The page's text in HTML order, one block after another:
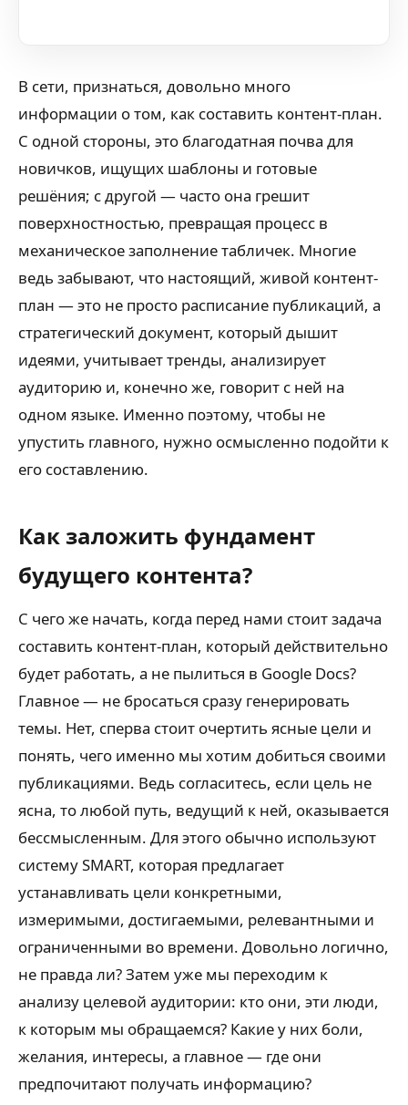
В сети, признаться, довольно много
информации о том, как составить контент-план.
С одной стороны, это благодатная почва для
новичков, ищущих шаблоны и готовые
решёния; с другой — часто она грешит
поверхностностью, превращая процесс в
механическое заполнение табличек. Многие
ведь забывают, что настоящий, живой контент-
план — это не просто расписание публикаций, а
стратегический документ, который дышит
идеями, учитывает тренды, анализирует
аудиторию и, конечно же, говорит с ней на
одном языке. Именно поэтому, чтобы не
упустить главного, нужно осмысленно подойти к
его составлению.
Как заложить фундамент
будущего контента?
С чего же начать, когда перед нами стоит задача
составить контент-план, который действительно
будет работать, а не пылиться в Google Docs?
Главное — не бросаться сразу генерировать
темы. Нет, сперва стоит очертить ясные цели и
понять, чего именно мы хотим добиться своими
публикациями. Ведь согласитесь, если цель не
ясна, то любой путь, ведущий к ней, оказывается
бессмысленным. Для этого обычно используют
систему SMART, которая предлагает
устанавливать цели конкретными,
измеримыми, достигаемыми, релевантными и
ограниченными во времени. Довольно логично,
не правда ли? Затем уже мы переходим к
анализу целевой аудитории: кто они, эти люди,
к которым мы обращаемся? Какие у них боли,
желания, интересы, а главное — где они
предпочитают получать информацию?